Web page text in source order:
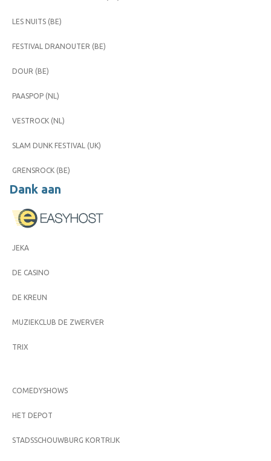
LES NUITS (BE)
FESTIVAL DRANOUTER (BE)
DOUR (BE)
PAASPOP (NL)
VESTROCK (NL)
SLAM DUNK FESTIVAL (UK)
GRENSROCK (BE)
Dank aan
JEKA
DE CASINO
DE KREUN
MUZIEKCLUB DE ZWERVER
TRIX
COMEDYSHOWS
HET DEPOT
STADSSCHOUWBURG KORTRIJK